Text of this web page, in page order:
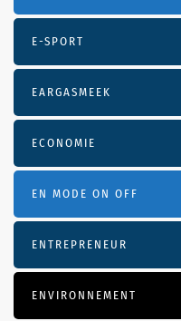
E-SPORT
EARGASMEEK
ECONOMIE
EN MODE ON OFF
ENTREPRENEUR
ENVIRONNEMENT